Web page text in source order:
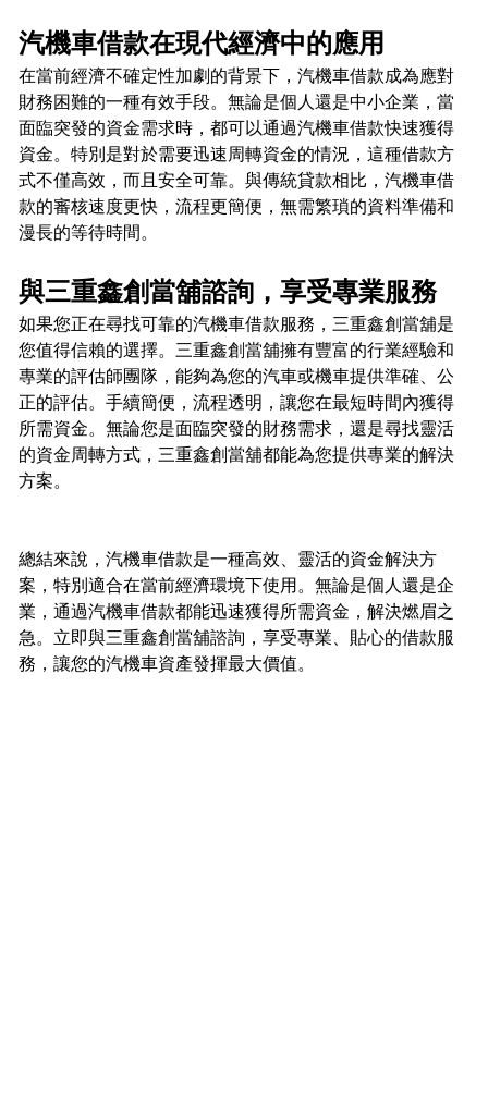
汽機車借款在現代經濟中的應用
在當前經濟不確定性加劇的背景下，汽機車借款成為應對
財務困難的一種有效手段。無論是個人還是中小企業，當
面臨突發的資金需求時，都可以通過汽機車借款快速獲得
資金。特別是對於需要迅速周轉資金的情況，這種借款方
式不僅高效，而且安全可靠。與傳統貸款相比，汽機車借
款的審核速度更快，流程更簡便，無需繁瑣的資料準備和
漫長的等待時間。
與三重鑫創當舖諮詢，享受專業服務
如果您正在尋找可靠的汽機車借款服務，三重鑫創當舖是
您值得信賴的選擇。三重鑫創當舖擁有豐富的行業經驗和
專業的評估師團隊，能夠為您的汽車或機車提供準確、公
正的評估。手續簡便，流程透明，讓您在最短時間內獲得
所需資金。無論您是面臨突發的財務需求，還是尋找靈活
的資金周轉方式，三重鑫創當舖都能為您提供專業的解決
方案。
總結來說，汽機車借款是一種高效、靈活的資金解決方
案，特別適合在當前經濟環境下使用。無論是個人還是企
業，通過汽機車借款都能迅速獲得所需資金，解決燃眉之
急。立即與三重鑫創當舖諮詢，享受專業、貼心的借款服
務，讓您的汽機車資產發揮最大價值。